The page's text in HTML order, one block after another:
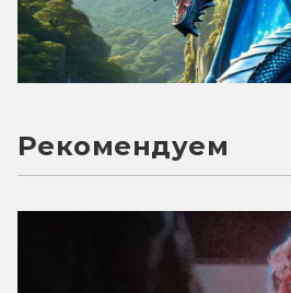
Рекомендуем